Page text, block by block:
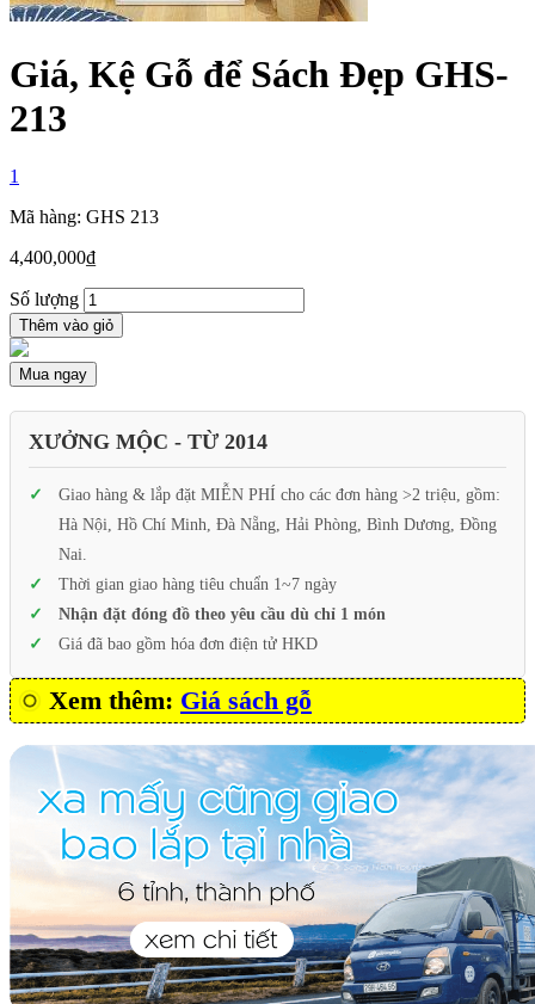
Giá, Kệ Gỗ để Sách Đẹp GHS-
213
1
Mã hàng: GHS 213
4,400,000₫
Số lượng
Thêm vào giỏ
Mua ngay
XƯỞNG MỘC - TỪ 2014
Giao hàng & lắp đặt MIỄN PHÍ cho các đơn hàng >2 triệu, gồm:
Hà Nội, Hồ Chí Minh, Đà Nẵng, Hải Phòng, Bình Dương, Đồng
Nai.
Thời gian giao hàng tiêu chuẩn 1~7 ngày
Nhận đặt đóng đồ theo yêu cầu dù chỉ 1 món
Giá đã bao gồm hóa đơn điện tử HKD
Xem thêm: Giá sách gỗ